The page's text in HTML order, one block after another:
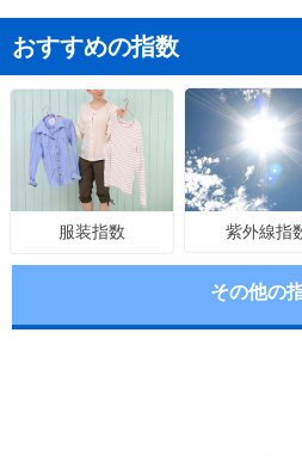
おすすめの指数
服装指数 紫外線指
その他の